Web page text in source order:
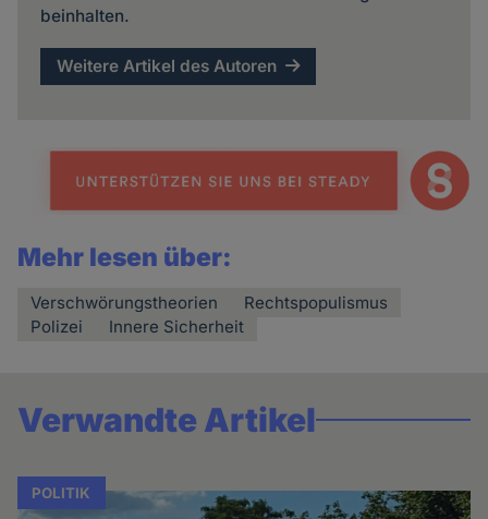
beinhalten.
Weitere Artikel des Autoren
Mehr lesen über:
Verschwörungstheorien
Rechtspopulismus
Polizei
Innere Sicherheit
Verwandte Artikel
POLITIK